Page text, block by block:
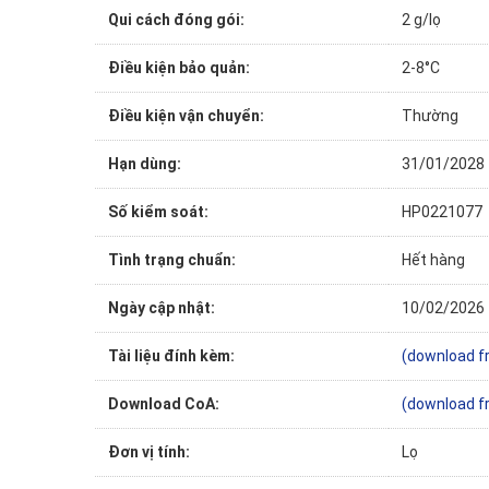
Qui cách đóng gói: 2 g/lọ
Điều kiện bảo quản: 2-8°C
Điều kiện vận chuyển: Thường
Hạn dùng: 31/01/2028
Số kiểm soát: HP0221077
Tình trạng chuẩn: Hết hàng
Ngày cập nhật: 10/02/2026
Tài liệu đính kèm: (download
Download CoA: (download
Đơn vị tính: Lọ